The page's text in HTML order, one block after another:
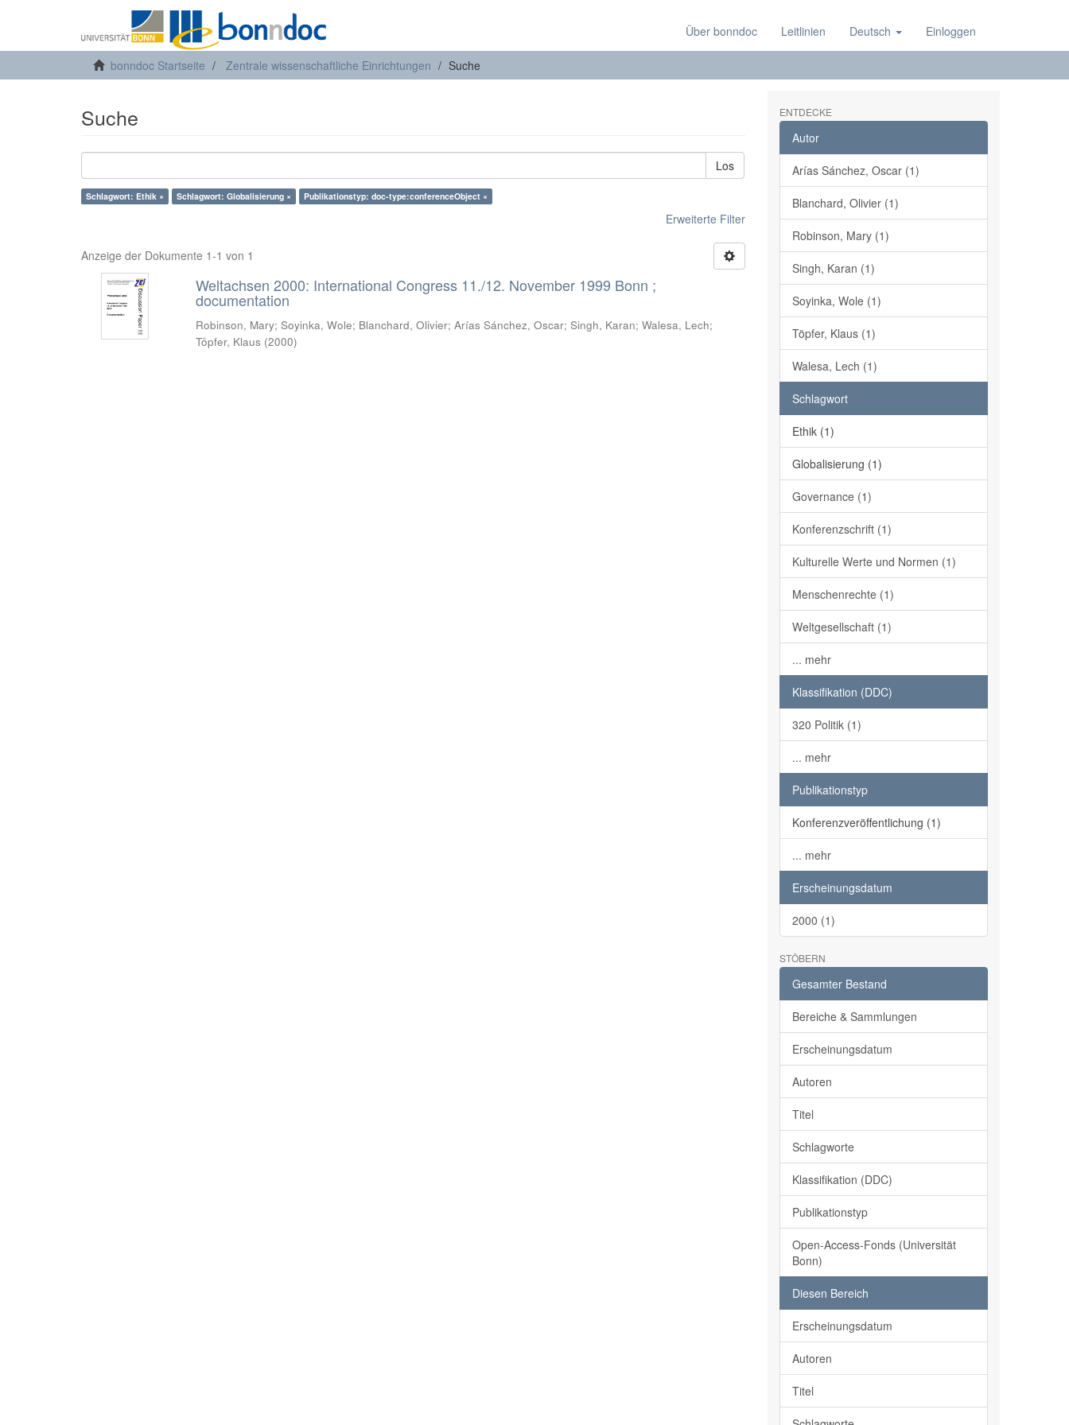
Über bonndoc Leitlinien Deutsch Einloggen
bonndoc Startseite Zentrale wissenschaftliche Einrichtungen Suche
Suche
Los
Schlagwort: Ethik × Schlagwort: Globalisierung × Publikationstyp: doc-type:conferenceObject ×
Erweiterte Filter
Anzeige der Dokumente 1-1 von 1
Weltachsen 2000: International Congress 11./12. November 1999 Bonn ;
documentation
Robinson, Mary;Soyinka, Wole; Blanchard, Olivier;Arías Sánchez, Oscar;Singh, Karan;Walesa, Lech;
Töpfer, Klaus (2000)
ENTDECKE
Autor
Arías Sánchez, Oscar (1)
Blanchard, Olivier (1)
Robinson, Mary (1)
Singh, Karan (1)
Soyinka, Wole (1)
Töpfer, Klaus (1)
Walesa, Lech (1)
Schlagwort
Ethik (1)
Globalisierung (1)
Governance (1)
Konferenzschrift (1)
Kulturelle Werte und Normen (1)
Menschenrechte (1)
Weltgesellschaft (1)
... mehr
Klassifikation (DDC)
320 Politik (1)
... mehr
Publikationstyp
Konferenzveröffentlichung (1)
... mehr
Erscheinungsdatum
2000 (1)
STÖBERN
Gesamter Bestand
Bereiche & Sammlungen
Erscheinungsdatum
Autoren
Titel
Schlagworte
Klassifikation (DDC)
Publikationstyp
Open-Access-Fonds (Universität
Bonn)
Diesen Bereich
Erscheinungsdatum
Autoren
Titel